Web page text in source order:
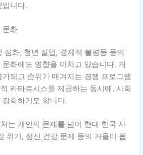
입니다.
문화
심화, 청년 실업, 경제적 불평등 등의
화에도 영향을 미치고 있습니다. 개
되고 순위가 매겨지는 경쟁 프로그램
카타르시스를 제공하는 동시에, 사회
화하기도 합니다.
는 개인의 문제를 넘어 현대 한국 사
위기, 정신 건강 문제 등의 거울이 됩